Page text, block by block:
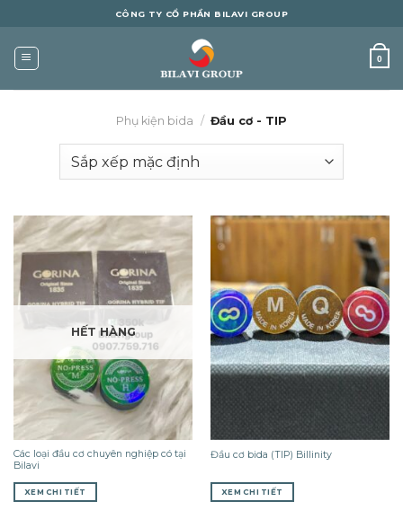
content
CÔNG TY CỔ PHẦN BILAVI GROUP
0
Phụ kiện bida / Đầu cơ - TIP
HẾT HÀNG
Các loại đầu cơ chuyên nghiệp có tại
Bilavi
XEM CHI TIẾT
Đầu cơ bida (TIP) Billinity
XEM CHI TIẾT